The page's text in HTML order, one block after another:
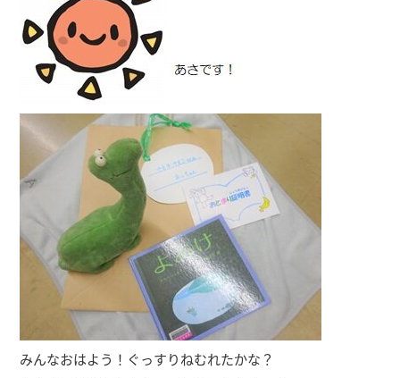
みんなおはよう！ぐっすりねむれたかな？